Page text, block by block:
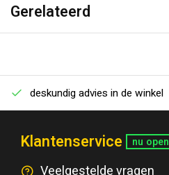
Gerelateerd
deskundig advies in de winkel
Klantenservice nu open
Veelgestelde vragen